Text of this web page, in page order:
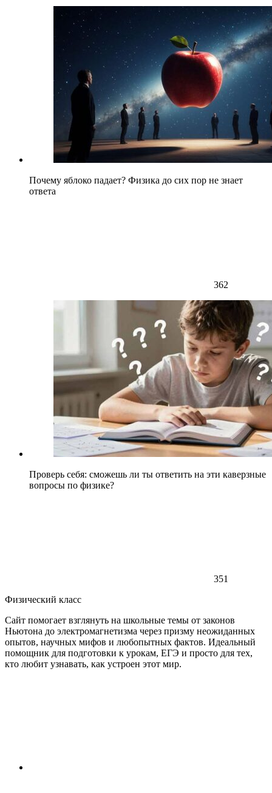
Почему яблоко падает? Физика до сих пор не знает
ответа
362
Проверь себя: сможешь ли ты ответить на эти каверзные
вопросы по физике?
351
Физический класс
Сайт помогает взглянуть на школьные темы от законов
Ньютона до электромагнетизма через призму неожиданных
опытов, научных мифов и любопытных фактов. Идеальный
помощник для подготовки к урокам, ЕГЭ и просто для тех,
кто любит узнавать, как устроен этот мир.